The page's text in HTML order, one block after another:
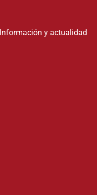
y actualidad